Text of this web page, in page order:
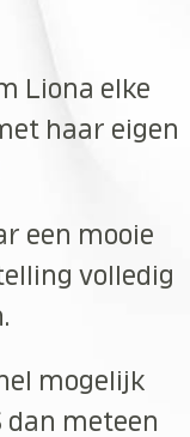
Liona elke
haar eigen
een mooie
volledig
mogelijk
dan meteen